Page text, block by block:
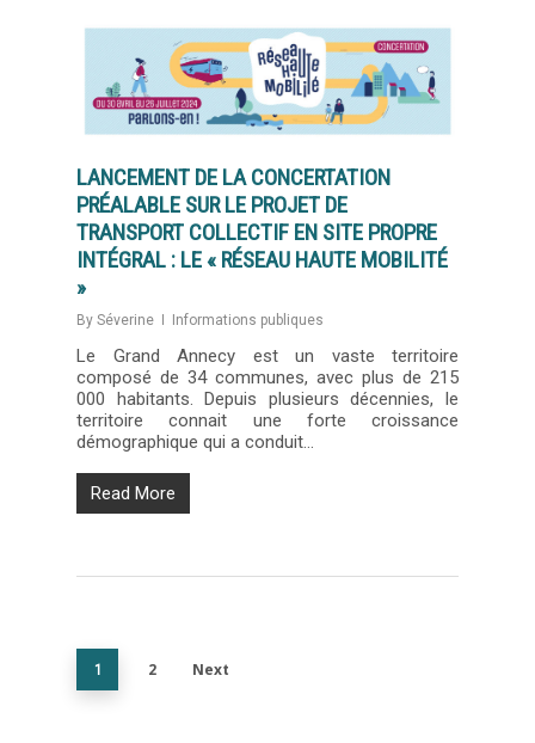
LANCEMENT DE LA CONCERTATION
PRÉALABLE SUR LE PROJET DE
TRANSPORT COLLECTIF EN SITE PROPRE
INTÉGRAL : LE « RÉSEAU HAUTE MOBILITÉ
»
By Séverine Informations publiques
Le Grand Annecy est un vaste territoire
composé de 34 communes, avec plus de 215
000 habitants. Depuis plusieurs décennies, le
territoire connait une forte croissance
démographique qui a conduit…
Read More
1 2 Next